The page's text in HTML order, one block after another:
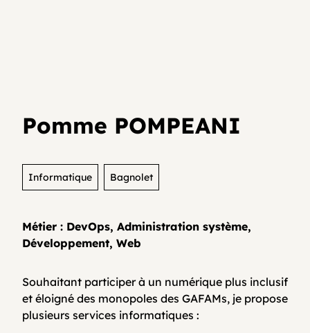
Coopératifs!
Organisme de formation
Contactez-nous
FAQ
Pomme POMPEANI
Informatique Bagnolet
Métier : DevOps, Administration système,
Développement, Web
Souhaitant participer à un numérique plus inclusif
et éloigné des monopoles des GAFAMs, je propose
plusieurs services informatiques :